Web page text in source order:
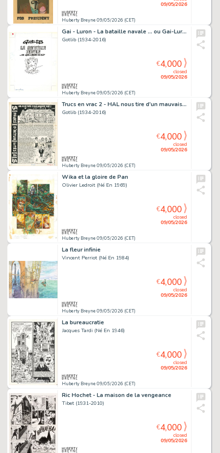
Huberty Breyne 09/05/2026 (CET)
09/05/2026
Gai - Luron - La bataille navale ... ou Gai-Luron en slip
Gotlib (1934-2016)
Huberty Breyne 09/05/2026 (CET)
closed
09/05/2026
€4,000
Trucs en vrac 2 - HAL nous tire d'un mauvais pas !
Gotlib (1934-2016)
Huberty Breyne 09/05/2026 (CET)
closed
09/05/2026
€4,000
Wika et la gloire de Pan
Olivier Ledroit (Né En 1969)
Huberty Breyne 09/05/2026 (CET)
closed
09/05/2026
€4,000
La fleur infinie
Vincent Perriot (Né En 1984)
Huberty Breyne 09/05/2026 (CET)
closed
09/05/2026
€4,000
La bureaucratie
Jacques Tardi (Né En 1946)
Huberty Breyne 09/05/2026 (CET)
closed
09/05/2026
€4,000
Ric Hochet - La maison de la vengeance
Tibet (1931-2010)
closed
09/05/2026
€4,000